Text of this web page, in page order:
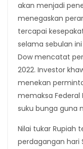
akan menjadi
menegaskan
tercapai
selama sebulan
Dow mencatat
2022. Investor
menekan
memaksa Federal
suku bunga guna
Nilai tukar Rupiah
perdagangan hari